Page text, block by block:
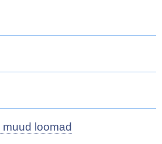
loomad